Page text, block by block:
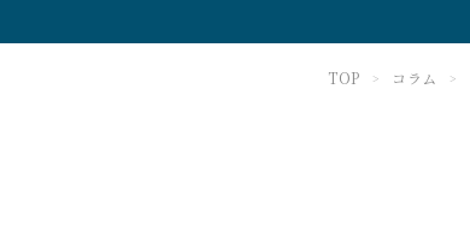
TOP > コラム >